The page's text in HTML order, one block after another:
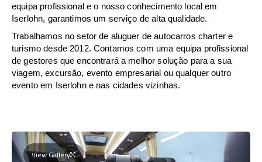
equipa profissional e o nosso conhecimento local em
Iserlohn, garantimos um serviço de alta qualidade.
Trabalhamos no setor de aluguer de autocarros charter e
turismo desde 2012. Contamos com uma equipa profissional
de gestores que encontrará a melhor solução para a sua
viagem, excursão, evento empresarial ou qualquer outro
evento em Iserlohn e nas cidades vizinhas.
View Gallery